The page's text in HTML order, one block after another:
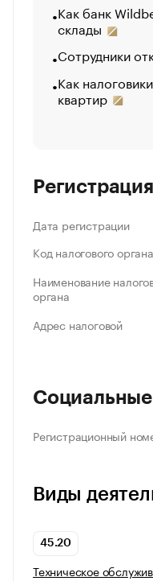
Как банк
склады
Сотрудники
Как
квартир
Дата регистрации
Код налогового органа
Наименование
органа
Адрес налоговой
Регистрационный
Виды
45.20
Техническое